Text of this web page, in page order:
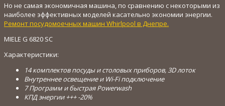
Но не самая экономичная машина, по сравнению с некоторыми из
наиболее эффективных моделей касательно экономии энергии.
Ремонт посудомоечных машин Whirlpool в Днепре.
MIELE G 6820 SC
Характеристики:
14 комплектов посуды и столовых приборов, 3D лоток
Внутреннее освещение и Wi-Fi подключение
7 Программ и быстрая Powerwash
КПД энергии +++ -20%